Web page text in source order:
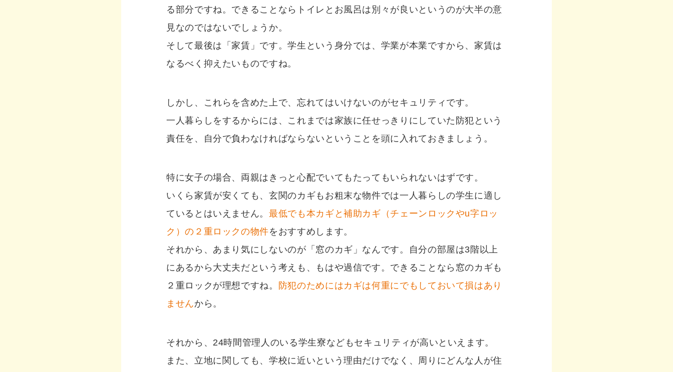
る部分ですね。できることならトイレとお風呂は別々が良いというのが大半の意
見なのではないでしょうか。
そして最後は「家賃」です。学生という身分では、学業が本業ですから、家賃は
なるべく抑えたいものですね。
しかし、これらを含めた上で、忘れてはいけないのがセキュリティです。
一人暮らしをするからには、これまでは家族に任せっきりにしていた防犯という
責任を、自分で負わなければならないということを頭に入れておきましょう。
特に女子の場合、両親はきっと心配でいてもたってもいられないはずです。
いくら家賃が安くても、玄関のカギもお粗末な物件では一人暮らしの学生に適し
ているとはいえません。最低でも本カギと補助カギ（チェーンロックやu字ロッ
ク）の２重ロックの物件をおすすめします。
それから、あまり気にしないのが「窓のカギ」なんです。自分の部屋は3階以上
にあるから大丈夫だという考えも、もはや過信です。できることなら窓のカギも
２重ロックが理想ですね。
防犯のためにはカギは何重にでもしておいて損はあり
ませんから。
それから、24時間管理人のいる学生寮などもセキュリティが高いといえます。
また、立地に関しても、学校に近いという理由だけでなく、周りにどんな人が住